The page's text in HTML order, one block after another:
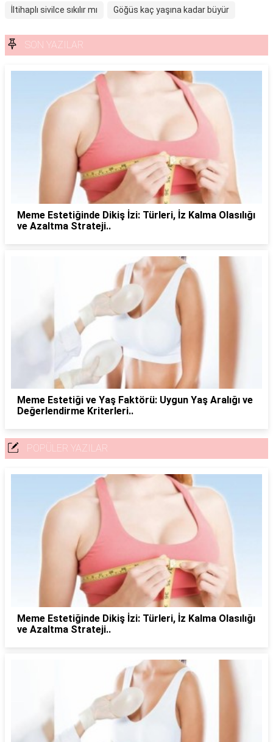
İltihaplı sivilce sıkılır mı Göğüs kaç yaşına kadar büyür
SON YAZILAR
Meme Estetiğinde Dikiş İzi: Türleri, İz Kalma Olasılığı
ve Azaltma Strateji..
Meme Estetiği ve Yaş Faktörü: Uygun Yaş Aralığı ve
Değerlendirme Kriterleri..
POPÜLER YAZILAR
Meme Estetiğinde Dikiş İzi: Türleri, İz Kalma Olasılığı
ve Azaltma Strateji..